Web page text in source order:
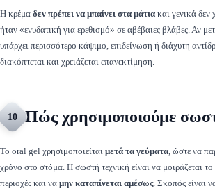
Η κρέμα δεν πρέπει να μπαίνει στα μάτια και γενικά δεν
ήταν «ενυδατική για ερεθισμό» σε αβέβαιες βλάβες. Αν
υπάρχει περισσότερο κάψιμο, επιδείνωση ή διάχυτη
διακόπτεται και χρειάζεται επανεκτίμηση.
10 Πώς χρησιμοποιούμε
Το oral gel χρησιμοποιείται μετά τα γεύματα, ώστε να
χρόνο στο στόμα. Η σωστή τεχνική είναι να μοιράζεται
περιοχές και να μην καταπίνεται αμέσως. Σκοπός είναι